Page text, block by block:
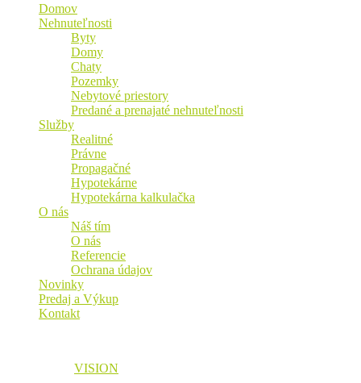
Domov
Nehnuteľnosti
Byty
Domy
Chaty
Pozemky
Nebytové priestory
Predané a prenajaté nehnuteľnosti
Služby
Realitné
Právne
Propagačné
Hypotekárne
Hypotekárna kalkulačka
O nás
Náš tím
O nás
Referencie
Ochrana údajov
Novinky
Predaj a Výkup
Kontakt
VISION